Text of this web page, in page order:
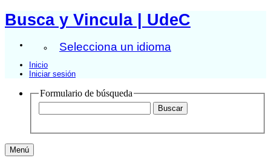
Busca y Vincula | UdeC
Selecciona un idioma
Inicio
Iniciar sesión
Formulario de búsqueda
Menú